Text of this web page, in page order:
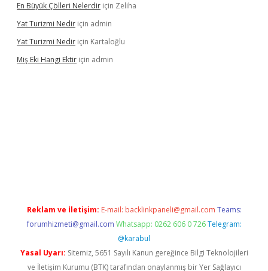
En Büyük Çölleri Nelerdir için Zeliha
Yat Turizmi Nedir için admin
Yat Turizmi Nedir için Kartaloğlu
Miş Eki Hangi Ektir için admin
Reklam ve İletişim: E-mail: backlinkpaneli@gmail.com Teams:
forumhizmeti@gmail.com Whatsapp: 0262 606 0 726 Telegram:
@karabul
Yasal Uyarı: Sitemiz, 5651 Sayılı Kanun gereğince Bilgi Teknolojileri
ve İletişim Kurumu (BTK) tarafından onaylanmış bir Yer Sağlayıcı